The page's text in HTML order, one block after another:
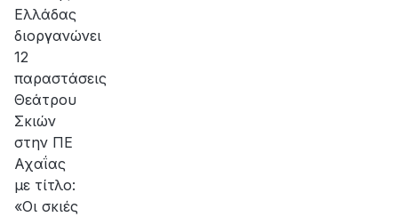
Ελλάδας
διοργανώνει
12
παραστάσεις
Θεάτρου
Σκιών
στην ΠΕ
Αχαΐας
με τίτλο:
«Οι σκιές